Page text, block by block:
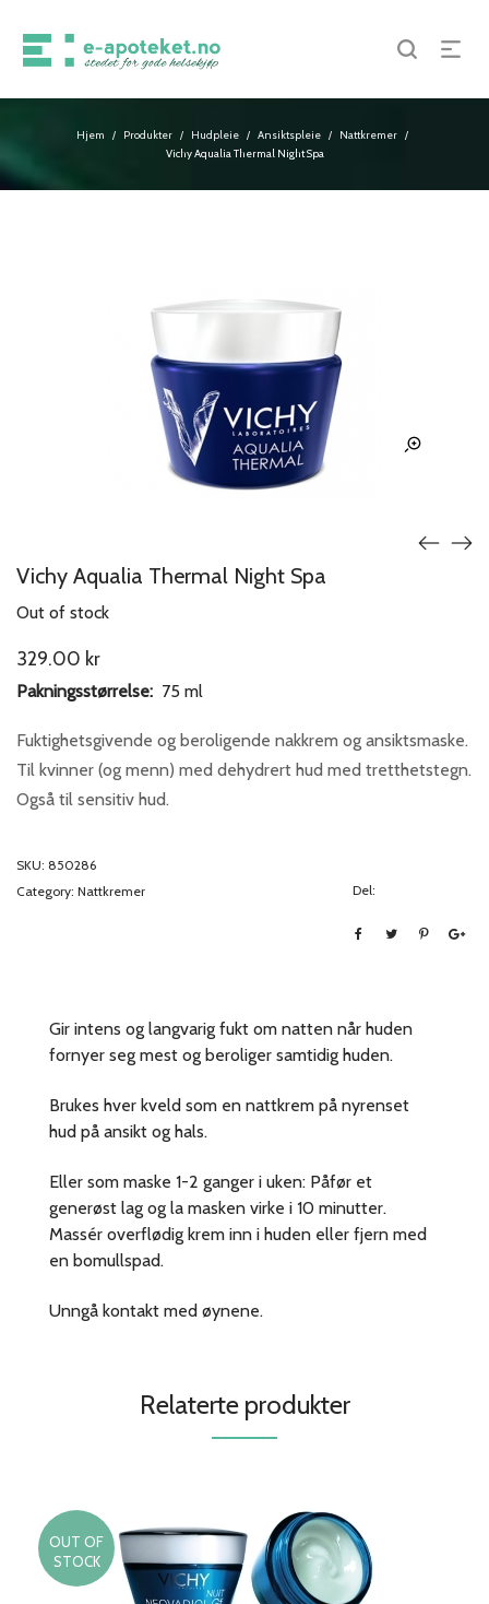
Hjem / Produkter / Hudpleie / Ansiktspleie / Nattkremer /
Vichy Aqualia Thermal Night Spa
Vichy Aqualia Thermal Night Spa
Out of stock
329.00 kr
Pakningsstørrelse: 75 ml
Fuktighetsgivende og beroligende nakkrem og ansiktsmaske.
Til kvinner (og menn) med dehydrert hud med tretthetstegn.
Også til sensitiv hud.
SKU: 850286
Category: Nattkremer Del:
Gir intens og langvarig fukt om natten når huden
fornyer seg mest og beroliger samtidig huden.
Brukes hver kveld som en nattkrem på nyrenset
hud på ansikt og hals.
Eller som maske 1-2 ganger i uken: Påfør et
generøst lag og la masken virke i 10 minutter.
Massér overflødig krem inn i huden eller fjern med
en bomullspad.
Unngå kontakt med øynene.
Relaterte produkter
OUT OF
STOCK